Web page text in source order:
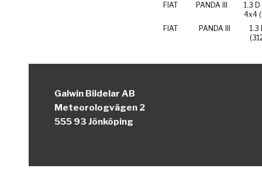
FIAT PANDA III
1.3
4x4
FIAT
PANDA III
1.3
Galwin Bildelar AB
Meteorologvägen 2
555 93 Jönköping